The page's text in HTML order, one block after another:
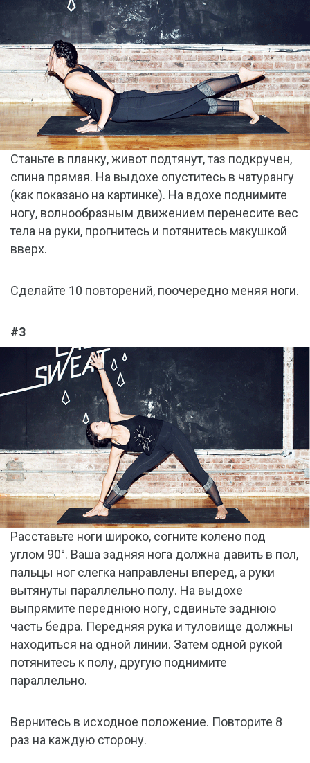
Станьте в планку, живот подтянут, таз подкручен,
спина прямая. На выдохе опуститесь в чатурангу
(как показано на картинке). На вдохе поднимите
ногу, волнообразным движением перенесите вес
тела на руки, прогнитесь и потянитесь макушкой
вверх.
Сделайте 10 повторений, поочередно меняя ноги.
#3
Расставьте ноги широко, согните колено под
углом 90°. Ваша задняя нога должна давить в пол,
пальцы ног слегка направлены вперед, а руки
вытянуты параллельно полу. На выдохе
выпрямите переднюю ногу, сдвиньте заднюю
часть бедра. Передняя рука и туловище должны
находиться на одной линии. Затем одной рукой
потянитесь к полу, другую поднимите
параллельно.
Вернитесь в исходное положение. Повторите 8
раз на каждую сторону.